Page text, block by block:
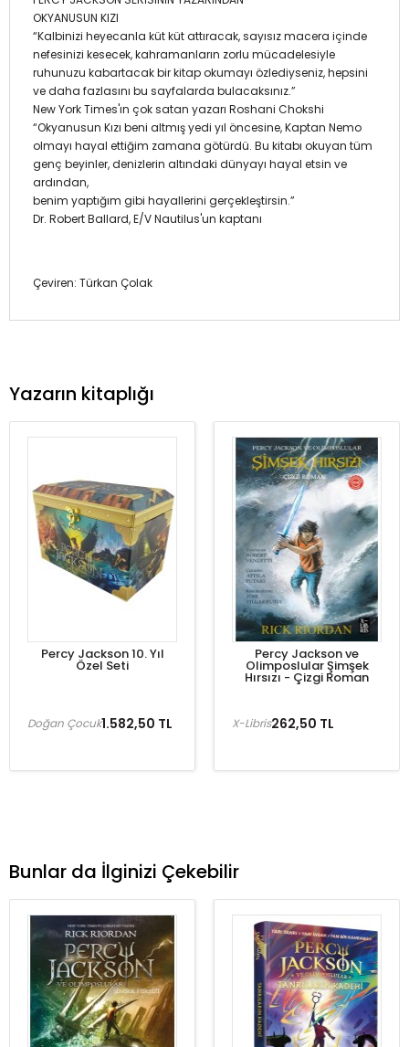
OKYANUSUN KIZI
“Kalbinizi heyecanla küt küt attıracak, sayısız macera içinde
nefesinizi kesecek, kahramanların zorlu mücadelesiyle
ruhunuzu kabartacak bir kitap okumayı özlediyseniz, hepsini
ve daha fazlasını bu sayfalarda bulacaksınız.”
New York Times'ın çok satan yazarı Roshani Chokshi
“Okyanusun Kızı beni altmış yedi yıl öncesine, Kaptan Nemo
olmayı hayal ettiğim zamana götürdü. Bu kitabı okuyan tüm
genç beyinler, denizlerin altındaki dünyayı hayal etsin ve
ardından,
benim yaptığım gibi hayallerini gerçekleştirsin.”
Dr. Robert Ballard, E/V Nautilus'un kaptanı
Çeviren: Türkan Çolak
Yazarın kitaplığı
Percy Jackson 10. Yıl
Özel Seti
1.582,50 TL
Doğan Çocuk
Percy Jackson ve
Olimposlular Şimşek
Hırsızı - Çizgi Roman
262,50 TL
X-Libris
Bunlar da İlginizi Çekebilir